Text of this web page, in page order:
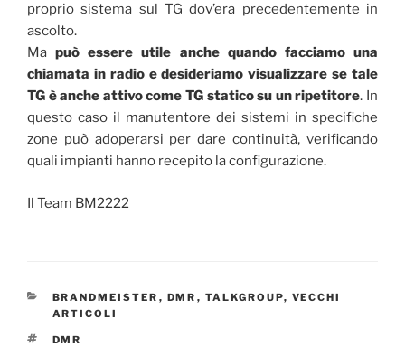
proprio sistema sul TG dov’era precedentemente in
ascolto.
Mapuò essere utile anche quando facciamo una
chiamata in radio e desideriamo visualizzare se tale
TG è anche attivo come TG statico su un ripetitore. In
questo caso il manutentore dei sistemi in specifiche
zone può adoperarsi per dare continuità, verificando
quali impianti hanno recepito la configurazione.
Il Team BM2222
CATEGORIE
BRANDMEISTER , DMR , TALKGROUP, VECCHI
ARTICOLI
TAG
DMR